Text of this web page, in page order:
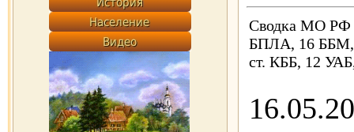
Сводка МО РФ
БПЛА, 16 ББМ,
ст. КББ, 12